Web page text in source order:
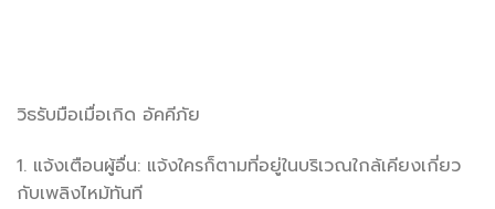
วิธรับมือเมื่อเกิด อัคคีภัย
1. แจ้งเตือนผู้อื่น: แจ้งใครก็ตามที่อยู่ในบริเวณใกล้เคียงเกี่ยว
กับเพลิงไหม้ทันที